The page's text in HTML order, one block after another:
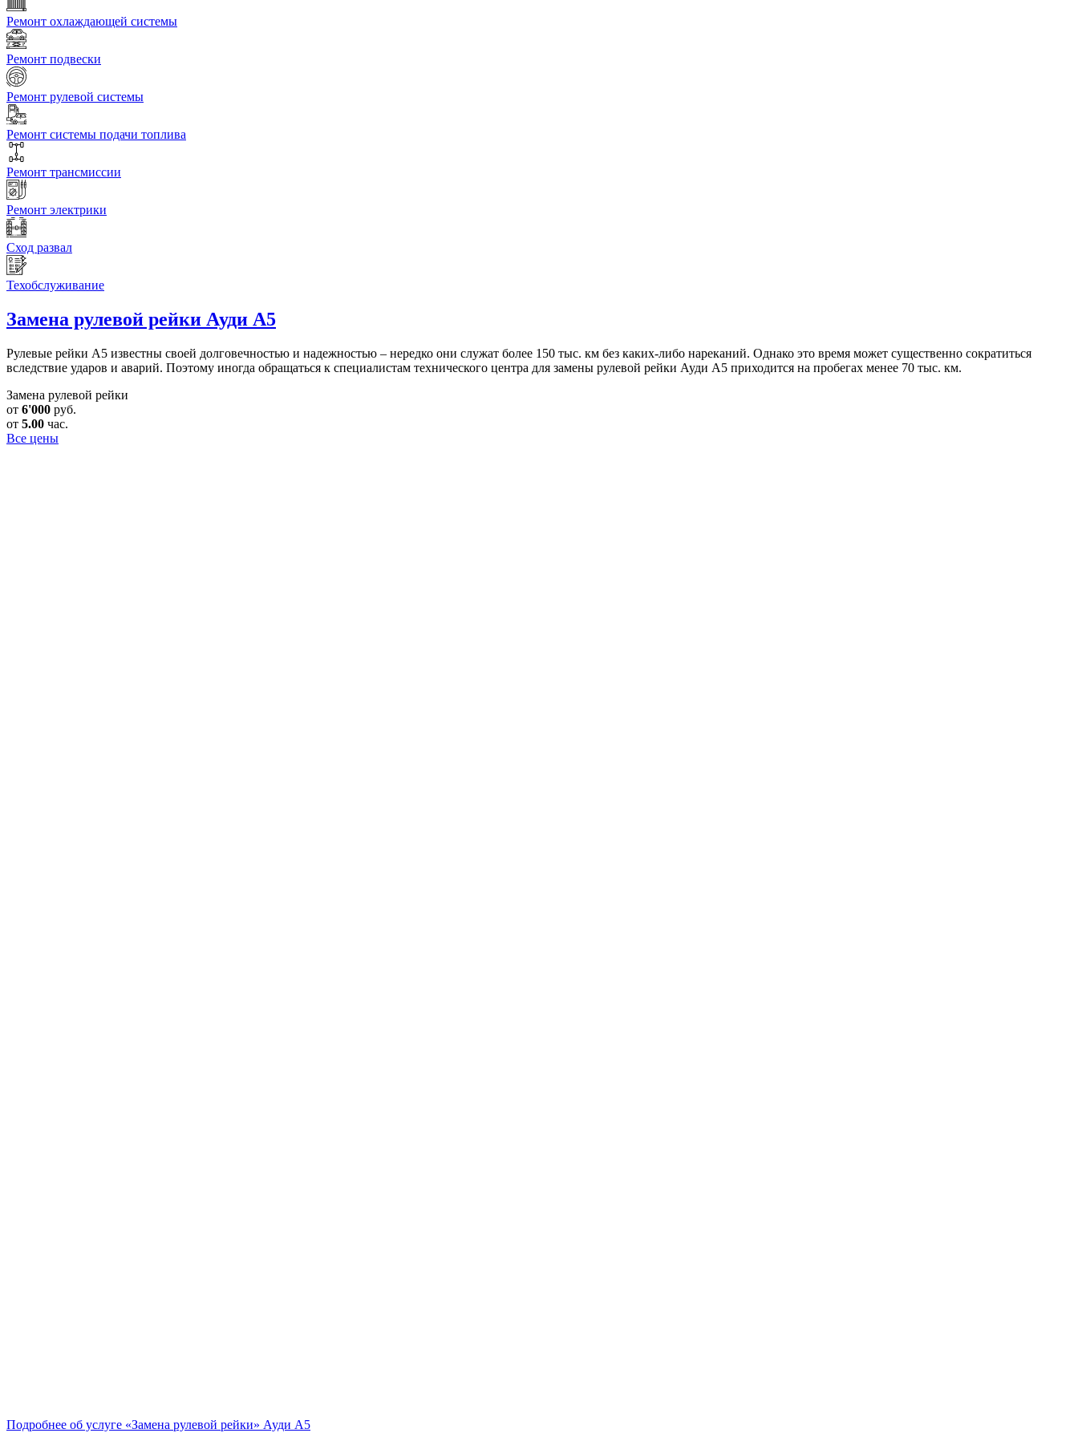
Ремонт охлаждающей системы
Ремонт подвески
Ремонт рулевой системы
Ремонт системы подачи топлива
Ремонт трансмиссии
Ремонт электрики
Сход развал
Техобслуживание
Замена рулевой рейки Ауди А5
Рулевые рейки А5 известны своей долговечностью и надежностью – нередко они служат более 150 тыс. км без каких-либо нареканий. Однако это время может существенно сократиться
вследствие ударов и аварий. Поэтому иногда обращаться к специалистам технического центра для замены рулевой рейки Ауди А5 приходится на пробегах менее 70 тыс. км.
Замена рулевой рейки
от 6'000 руб.
от 5.00 час.
Все цены
Подробнее об услуге «Замена рулевой рейки» Ауди А5